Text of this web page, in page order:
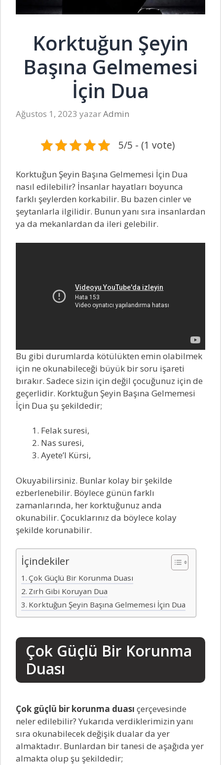
Korktuğun Şeyin
Başına Gelmemesi
İçin Dua
Ağustos 1, 2023 yazarAdmin
5/5 - (1 vote)
Korktuğun Şeyin Başına Gelmemesi İçin Dua
nasıl edilebilir? İnsanlar hayatları boyunca
farklı şeylerden korkabilir. Bu bazen cinler ve
şeytanlarla ilgilidir. Bunun yanı sıra insanlardan
ya da mekanlardan da ileri gelebilir.
Bu gibi durumlarda kötülükten emin olabilmek
için ne okunabileceği büyük bir soru işareti
bırakır. Sadece sizin için değil çocuğunuz için de
geçerlidir. Korktuğun Şeyin Başına Gelmemesi
İçin Dua şu şekildedir;
Felak suresi,
Nas suresi,
Ayete’l Kürsi,
Okuyabilirsiniz. Bunlar kolay bir şekilde
ezberlenebilir. Böylece günün farklı
zamanlarında, her korktuğunuz anda
okunabilir. Çocuklarınız da böylece kolay
şekilde korunabilir.
İçindekiler
Çok Güçlü Bir Korunma Duası
Zırh Gibi Koruyan Dua
Korktuğun Şeyin Başına Gelmemesi İçin Dua
Çok Güçlü Bir Korunma
Duası
Çok güçlü bir korunma duası çerçevesinde
neler edilebilir? Yukarıda verdiklerimizin yanı
sıra okunabilecek değişik dualar da yer
almaktadır. Bunlardan bir tanesi de aşağıda yer
almakta olup şu şekildedir;